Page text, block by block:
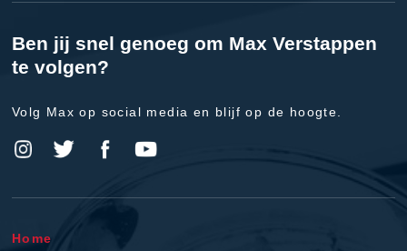
Ben jij snel genoeg om Max Verstappen
te volgen?
Volg Max op social media en blijf op de hoogte.
Home